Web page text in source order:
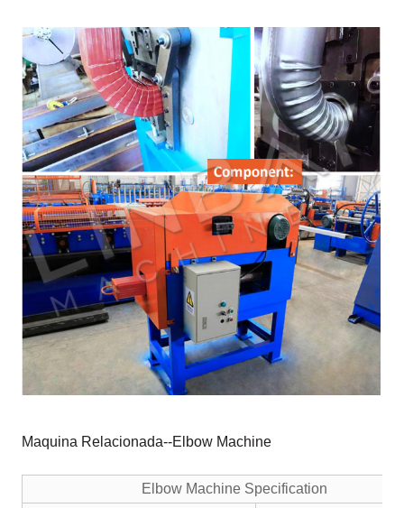
Maquina Relacionada--Elbow Machine
Elbow Machine Specification